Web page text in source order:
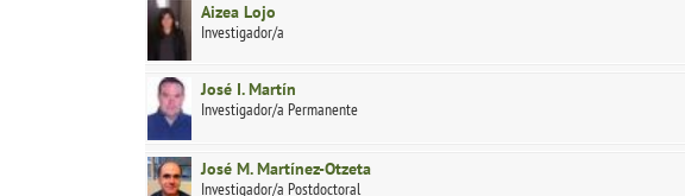
Aizea Lojo
Investigador/a
José I. Martín
Investigador/a Permanente
José M. Martínez-Otzeta
Investigador/a Postdoctoral